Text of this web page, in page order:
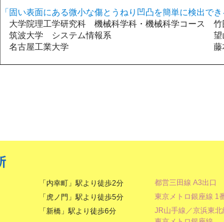
「固い表面にある微小な傷とうねり凹凸を簡単に検出で
大学院理工学研究科 機械科学科・機械科学コース
筑波大学 システム情報系 望
名古屋工業大学 藤本 英
「内幸町」駅より徒歩2分
都営三田線 A3出口
「虎ノ門」駅より徒歩5分
東京メトロ銀座線 1
「新橋」駅より徒歩6分
JR山手線／京浜東